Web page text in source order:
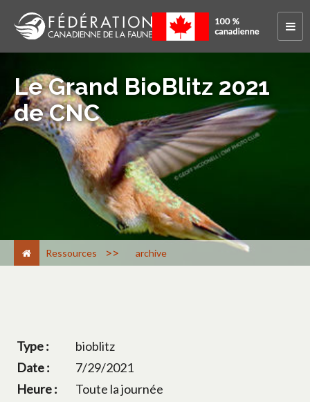
Le Grand BioBlitz 2021
de CNC
Ressources > archive
Type :
bioblitz
Date :
7/29/2021
Heure :
Toute la journée